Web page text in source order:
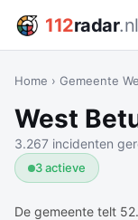
112radar.nl
Home › Gemeente
West
3.267 incidenten
3 actieve
De gemeente telt